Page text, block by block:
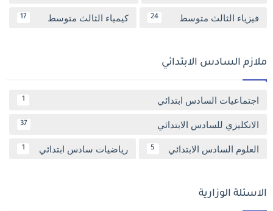
فيزياء الثالث متوسط 24 كيمياء الثالث متوسط 17
ملازم السادس الابتدائي
اجتماعيات السادس ابتدائي 1
الانكليزي للسادس الابتدائي 37
العلوم السادس الابتدائي 5 رياضيات سادس ابتدائي 1
الاسئلة الوزارية